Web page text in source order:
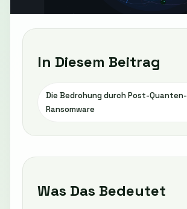
In Diesem Beitrag
Die Bedrohung durch Post-Quanten-
Ransomware
Was Das Bedeutet